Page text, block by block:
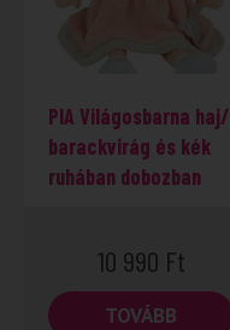
PIA Világosbarna haj/
barackvirág és kék
ruhában dobozban
10 990 Ft
TOVÁBB